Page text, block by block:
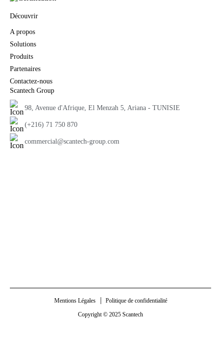
Découvrir
A propos
Solutions
Produits
Partenaires
Contactez-nous
Scantech Group
98, Avenue d'Afrique, El Menzah 5, Ariana - TUNISIE
(+216) 71 750 870
commercial@scantech-group.com
Mentions Légales
Politique de confidentialité
Copyright © 2025 Scantech